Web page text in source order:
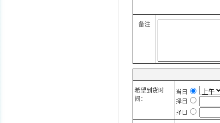
备注
希望到货时
间：
当日
择日
择日